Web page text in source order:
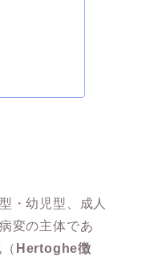
・幼児型、成人
変の主体であ
Hertoghe徴